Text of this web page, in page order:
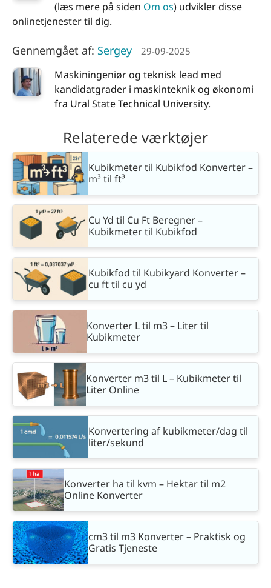
(læs mere på siden Om os) udvikler disse
onlinetjenester til dig.
Gennemgået af: Sergey 29-09-2025
Maskiningeniør og teknisk lead med
kandidatgrader i maskinteknik og økonomi
fra Ural State Technical University.
Relaterede værktøjer
Kubikmeter til Kubikfod Konverter –
m³ til ft³
Cu Yd til Cu Ft Beregner –
Kubikmeter til Kubikfod
Kubikfod til Kubikyard Konverter –
cu ft til cu yd
Konverter L til m3 – Liter til
Kubikmeter
Konverter m3 til L – Kubikmeter til
Liter Online
Konvertering af kubikmeter/dag til
liter/sekund
Konverter ha til kvm – Hektar til m2
Online Konverter
cm3 til m3 Konverter – Praktisk og
Gratis Tjeneste